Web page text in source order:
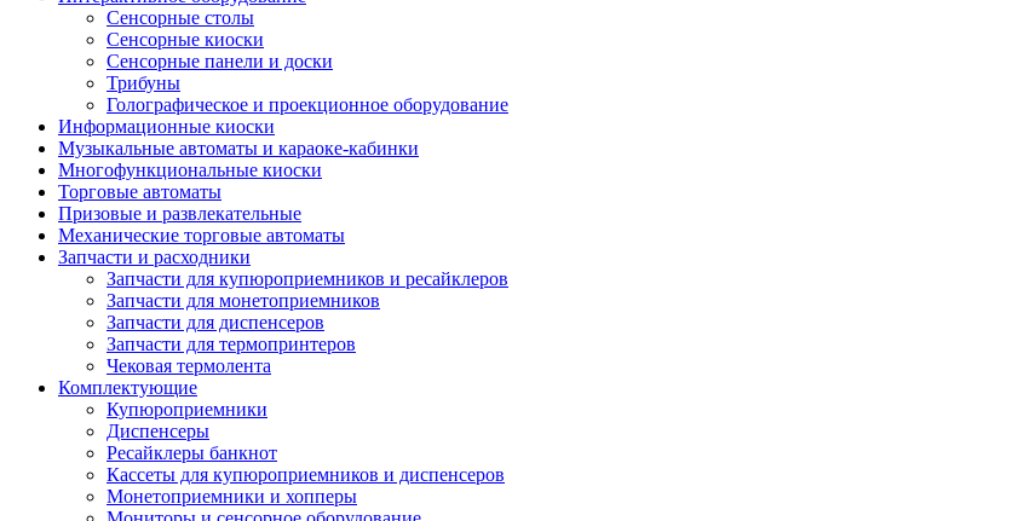
Сенсорные столы
Сенсорные киоски
Сенсорные панели и доски
Трибуны
Голографическое и проекционное оборудование
Информационные киоски
Музыкальные автоматы и караоке-кабинки
Многофункциональные киоски
Торговые автоматы
Призовые и развлекательные
Механические торговые автоматы
Запчасти и расходники
Запчасти для купюроприемников и ресайклеров
Запчасти для монетоприемников
Запчасти для диспенсеров
Запчасти для термопринтеров
Чековая термолента
Комплектующие
Купюроприемники
Диспенсеры
Ресайклеры банкнот
Кассеты для купюроприемников и диспенсеров
Монетоприемники и хопперы